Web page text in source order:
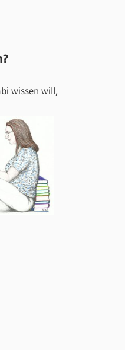
wissen will,